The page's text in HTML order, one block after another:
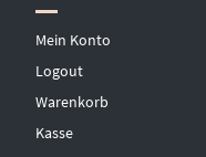
Mein Konto
Logout
Warenkorb
Kasse